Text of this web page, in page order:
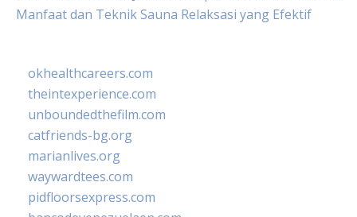
Manfaat dan Teknik Sauna Relaksasi yang Efektif
okhealthcareers.com
theintexperience.com
unboundedthefilm.com
catfriends-bg.org
marianlives.org
waywardtees.com
pidfloorsexpress.com